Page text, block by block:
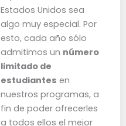
Estados Unidos sea
algo muy especial. Por
esto, cada año sólo
admitimos un número
limitado de
estudiantes en
nuestros programas, a
fin de poder ofrecerles
a todos ellos el mejor